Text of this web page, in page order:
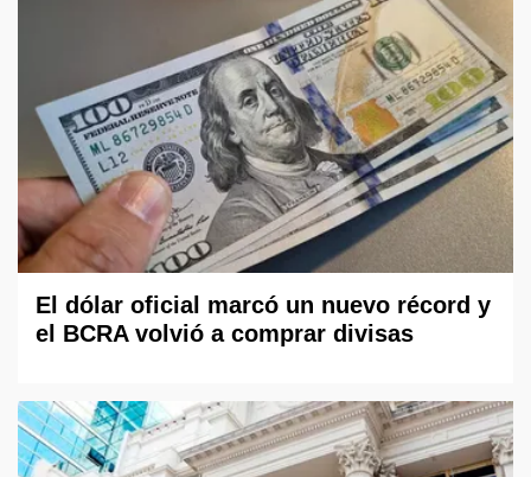
El dólar oficial marcó un nuevo récord y
el BCRA volvió a comprar divisas